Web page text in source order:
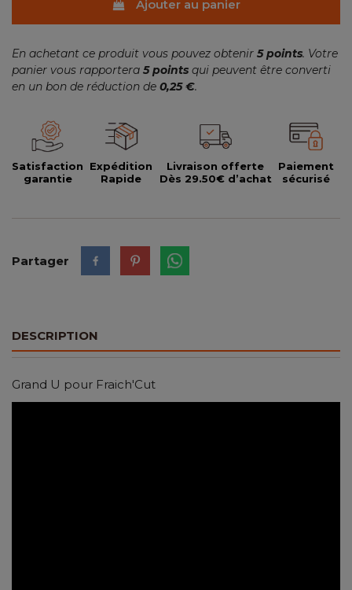
Ajouter au panier
En achetant ce produit vous pouvez obtenir 5 points. Votre
panier vous rapportera 5points qui peuvent être converti
en un bon de réduction de 0,25 €.
Satisfaction
garantie
Expédition
Rapide
Livraison offerte
Dès 29.50€ d’achat
Paiement
sécurisé
Partager
DESCRIPTION
Grand U pour Fraich'Cut